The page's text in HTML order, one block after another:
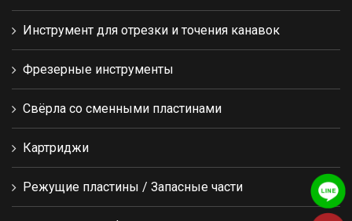
Инструмент для отрезки и точения канавок
Фрезерные инструменты
Свёрла со сменными пластинами
Картриджи
Режущие пластины / Запасные части